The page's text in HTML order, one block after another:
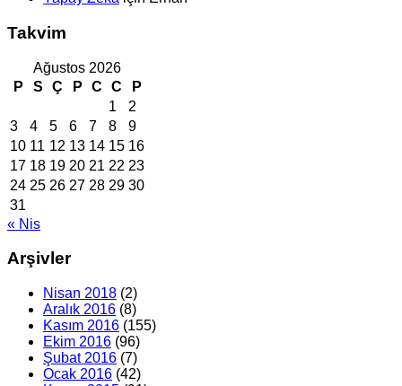
Takvim
Ağustos 2026
P
S Ç P C C
P
1
2
3
4 5 6 7 8
9
10 11 12 13 14 15 16
17 18 19 20 21 22 23
24 25 26 27 28 29 30
31
« Nis
Arşivler
Nisan 2018 (2)
Aralık 2016 (8)
Kasım 2016 (155)
Ekim 2016 (96)
Şubat 2016 (7)
Ocak 2016 (42)